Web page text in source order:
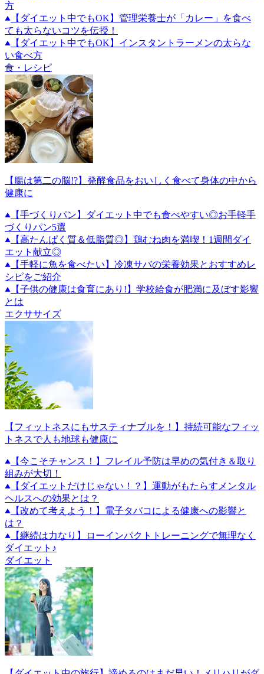
方
【ダイエット中でもOK】管理栄養士が「カレー」を食べ
ても太らないコツを伝授！
【ダイエット中でもOK】インスタントラーメンの太らな
い食べ方
食・レシピ
【腸は第二の脳!?】発酵食品をおいしく食べて身体の中から
健康に
【手づくりパン】ダイエット中でも食べやすい◎お手軽手
づくりパン5選
【高たんぱく質＆低脂質◎】鶏むね肉を満喫！1週間ダイ
エット献立◎
【手軽に魚を食べたい】冷凍サバの栄養効果とおすすめレ
シピをご紹介
【子供の健康は食育にあり!】学校給食が肥満に及ぼす影響
とは
エクササイズ
【フィットネスにもサスティナブルを！】持続可能なフィッ
トネスで人も地球も健康に
【今こそチャンス！】フレイル予防は早めの気付き＆取り
組みが大切！
【ダイエットだけじゃない！？】運動がもたらすメンタル
ヘルスへの効果とは？
【改めて考えよう！】電子タバコによる健康への影響と
は？
【継続は力なり】ローインパクトトレーニングで無理なく
ダイエット♪
ダイエット